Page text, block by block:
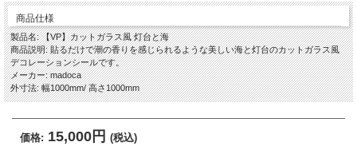
商品仕様
製品名: 【VP】カットガラス風 灯台と海
商品説明: 貼るだけで潮の香りを感じられるような美しい海と灯台のカットガラス風
デコレーションシールです。
メーカー: madoca
外寸法: 幅1000mm/ 高さ1000mm
価格: 15,000円 (税込)